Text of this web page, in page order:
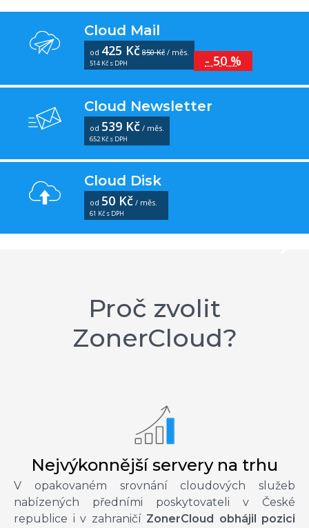
Cloud Mail
od 425 Kč 850 Kč / měs.
514 Kč s DPH - 50 %
Cloud Newsletter
od 539 Kč / měs.
652 Kč s DPH
Cloud Disk
od 50 Kč / měs.
61 Kč s DPH
Proč zvolit
ZonerCloud?
Nejvýkonnější servery na trhu
V opakovaném srovnání cloudových služeb
nabízených předními poskytovateli v České
republice i v zahraničí ZonerCloud obhájil pozici